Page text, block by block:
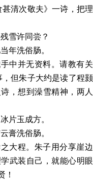
清次敬夫》一诗，把理
雪许同尝？
年洗俗肠。
中并无资料。请教有关
，但朱子大约是读了程颢
，想到澡雪精神，两人
片玉成方。
膏洗俗肠。
大程。朱子用分享崖边
武装自己，就能心明眼
！